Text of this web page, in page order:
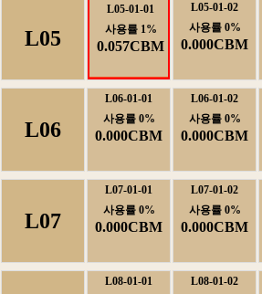
L05
L05-01-01
사용률1%
0.057CBM
L05-01-02
사용률0%
0.000CBM
L06
L06-01-01
사용률0%
0.000CBM
L06-01-02
사용률0%
0.000CBM
L07
L07-01-01
사용률0%
0.000CBM
L07-01-02
사용률0%
0.000CBM
L08-01-01
L08-01-02